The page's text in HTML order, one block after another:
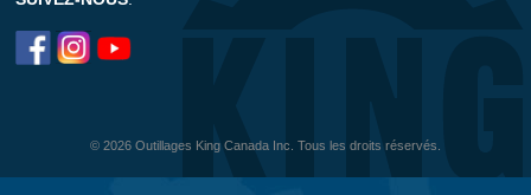
© 2026 Outillages King Canada Inc. Tous les droits réservés.